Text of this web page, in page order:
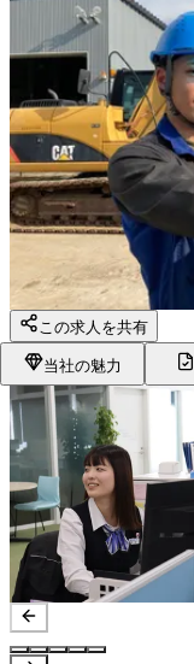
この求人を共有
当社の魅力